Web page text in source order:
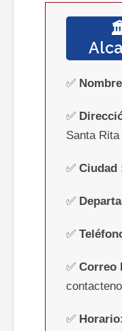
✅ Nombre
✅
Santa Rita
✅ Ciudad
✅
✅
✅ Correo
✅ Horario